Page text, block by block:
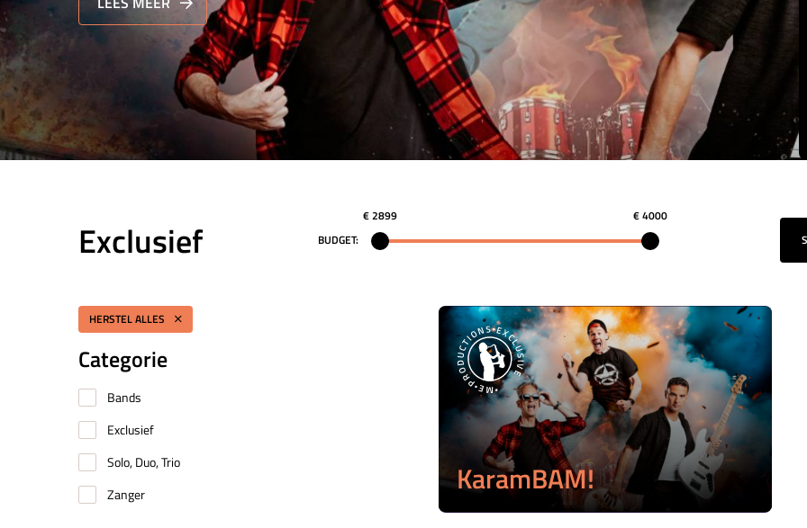
Exclusief BUDGET:
€ 2899
€ 4000
HERSTEL ALLES
Categorie
Bands
Exclusief
Solo, Duo, Trio
Zanger
KaramBAM!